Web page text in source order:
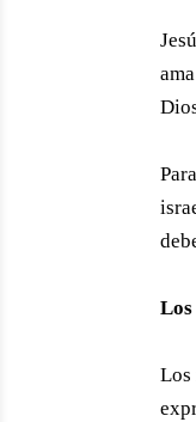
Los
Los